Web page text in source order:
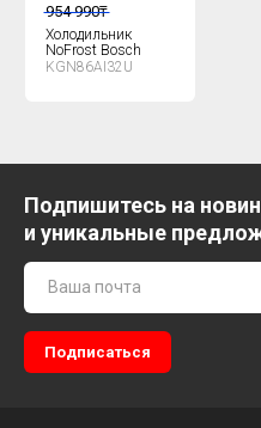
954 990₸
Холодильник
NoFrost Bosch
KGN86AI32U
Подпишитесь на
и уникальные